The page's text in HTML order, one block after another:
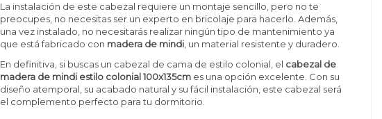
La instalación de este cabezal requiere un montaje sencillo, pero no te
preocupes, no necesitas ser un experto en bricolaje para hacerlo. Además,
una vez instalado, no necesitarás realizar ningún tipo de mantenimiento ya
que está fabricado con madera de mindi, un material resistente y duradero.
En definitiva, si buscas un cabezal de cama de estilo colonial, el cabezal de
madera de mindi estilo colonial 100x135cm es una opción excelente. Con su
diseño atemporal, su acabado natural y su fácil instalación, este cabezal será
el complemento perfecto para tu dormitorio.